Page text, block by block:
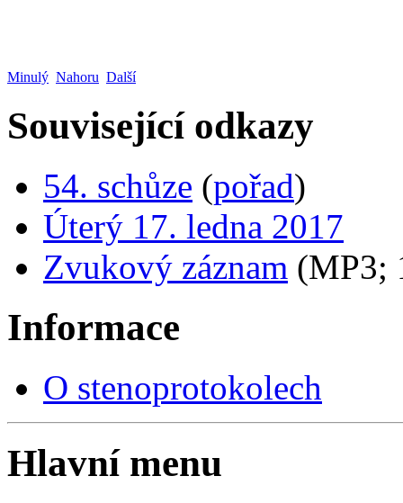
Minulý Nahoru Další
Související odkazy
54. schůze (pořad)
Úterý 17. ledna 2017
Zvukový záznam (MP3;
Informace
O stenoprotokolech
Hlavní menu